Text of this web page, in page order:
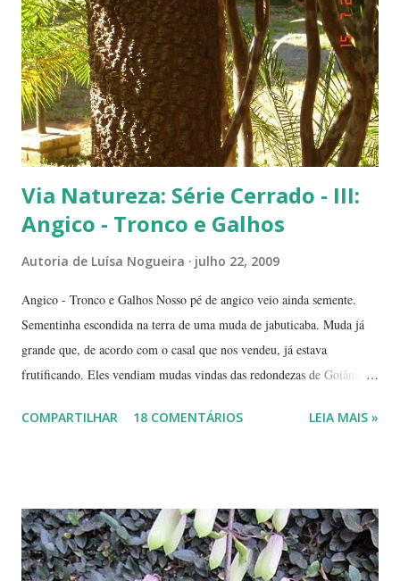
logo depois da Ponte das Garças - conhecida como 'a ponte do
(Conjunto Comercial) Gilberto Salomão', no sentid...
Via Natureza: Série Cerrado - III:
Angico - Tronco e Galhos
Autoria de Luísa Nogueira julho 22, 2009
Angico - Tronco e Galhos Nosso pé de angico veio ainda semente.
Sementinha escondida na terra de uma muda de jabuticaba. Muda já
grande que, de acordo com o casal que nos vendeu, já estava
frutificando. Eles vendiam mudas vindas das redondezas de Goiânia.
plantado a jabuticabeira, com bastante cuidado, regando-a
'compridinha' - que nessas alturas já estava do tamanho da
jabuticabeira. Foi aí que soubemos que tínhamos um pé de angico.
Eles nos disseram que de onde tinham plantado as mudas havia muito
COMPARTILHAR 18 COMENTÁRIOS LEIA MAIS »